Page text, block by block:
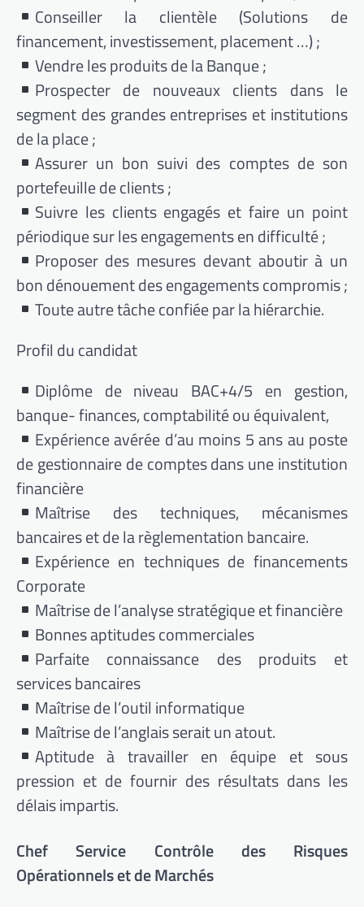
Conseiller la clientèle (Solutions de
financement, investissement, placement …) ;
Vendre les produits de la Banque ;
Prospecter de nouveaux clients dans le
segment des grandes entreprises et institutions
de la place ;
Assurer un bon suivi des comptes de son
portefeuille de clients ;
Suivre les clients engagés et faire un point
périodique sur les engagements en difficulté ;
Proposer des mesures devant aboutir à un
bon dénouement des engagements compromis ;
Toute autre tâche confiée par la hiérarchie.
Profil du candidat
Diplôme de niveau BAC+4/5 en gestion,
banque- finances, comptabilité ou équivalent,
Expérience avérée d’au moins 5 ans au poste
de gestionnaire de comptes dans une institution
financière
Maîtrise des techniques, mécanismes
bancaires et de la règlementation bancaire.
Expérience en techniques de financements
Corporate
Maîtrise de l’analyse stratégique et financière
Bonnes aptitudes commerciales
Parfaite connaissance des produits et
services bancaires
Maîtrise de l’outil informatique
Maîtrise de l’anglais serait un atout.
Aptitude à travailler en équipe et sous
pression et de fournir des résultats dans les
délais impartis.
Chef Service Contrôle des Risques
Opérationnels et de Marchés